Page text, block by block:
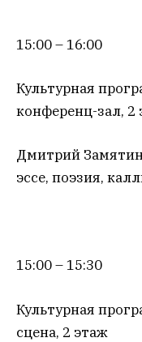
15:00 – 16:00
Культурная
конференц-зал, 2
Дмитрий Замятин
эссе, поэзия,
15:00 – 15:30
Культурная
сцена, 2 этаж